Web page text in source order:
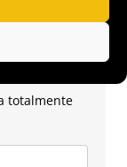
totalmente